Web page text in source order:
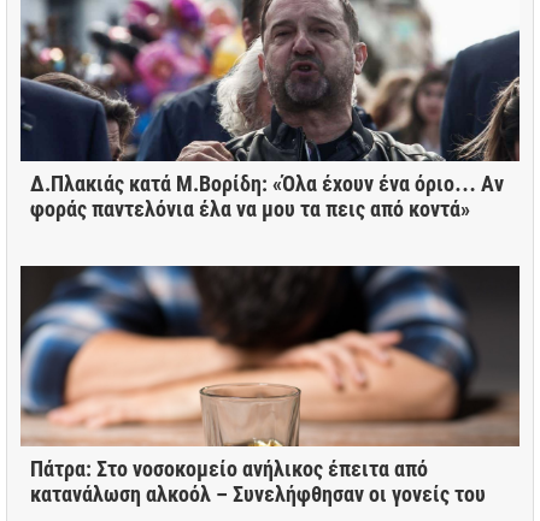
Δ.Πλακιάς κατά Μ.Βορίδη: «Όλα έχουν ένα όριο… Αν
φοράς παντελόνια έλα να μου τα πεις από κοντά»
Πάτρα: Στο νοσοκομείο ανήλικος έπειτα από
κατανάλωση αλκοόλ – Συνελήφθησαν οι γονείς του